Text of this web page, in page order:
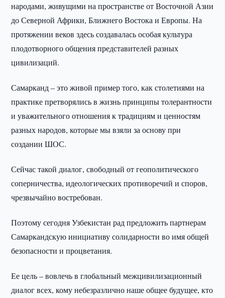
народами, живущими на пространстве от Восточной Азии
до Северной Африки, Ближнего Востока и Европы. На
протяжении веков здесь создавалась особая культура
плодотворного общения представителей разных
цивилизаций.
Самарканд – это живой пример того, как столетиями на
практике претворялись в жизнь принципы толерантности
и уважительного отношения к традициям и ценностям
разных народов, которые мы взяли за основу при
создании ШОС.
Сейчас такой диалог, свободный от геополитического
соперничества, идеологических противоречий и споров,
чрезвычайно востребован.
Поэтому сегодня Узбекистан рад предложить партнерам
Самаркандскую инициативу солидарности во имя общей
безопасности и процветания.
Ее цель – вовлечь в глобальный межцивилизационный
диалог всех, кому небезразлично наше общее будущее, кто